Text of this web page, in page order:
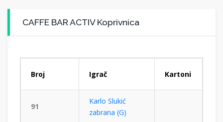
CAFFE BAR ACTIV Koprivnica
Broj Igrač Kartoni
91
Karlo Slukić
zabrana (G)